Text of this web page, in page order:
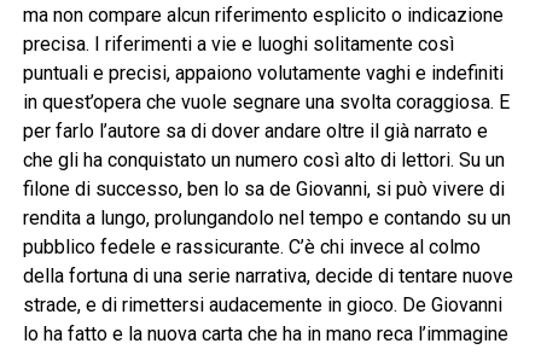
ma non compare alcun riferimento esplicito o indicazione
precisa. I riferimenti a vie e luoghi solitamente così
puntuali e precisi, appaiono volutamente vaghi e indefiniti
in quest’opera che vuole segnare una svolta coraggiosa. E
per farlo l’autore sa di dover andare oltre il già narrato e
che gli ha conquistato un numero così alto di lettori. Su un
filone di successo, ben lo sa de Giovanni, si può vivere di
rendita a lungo, prolungandolo nel tempo e contando su un
pubblico fedele e rassicurante. C’è chi invece al colmo
della fortuna di una serie narrativa, decide di tentare nuove
strade, e di rimettersi audacemente in gioco. De Giovanni
lo ha fatto e la nuova carta che ha in mano reca l’immagine